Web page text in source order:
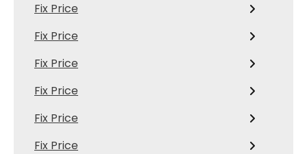
Fix Price
Fix Price
Fix Price
Fix Price
Fix Price
Fix Price